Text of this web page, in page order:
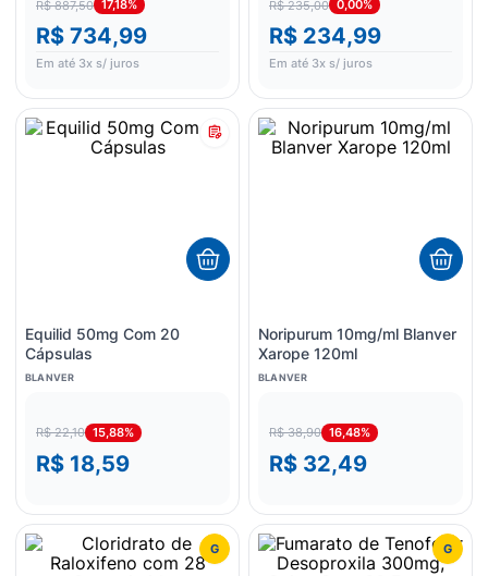
R$ 887,50 17,18%
R$ 734,99
Em até 3x s/ juros
R$ 235,00 0,00%
R$ 234,99
Em até 3x s/ juros
Equilid 50mg Com 20
Cápsulas
BLANVER
R$ 22,10 15,88%
R$ 18,59
Noripurum 10mg/ml Blanver
Xarope 120ml
BLANVER
R$ 38,90 16,48%
R$ 32,49
G G